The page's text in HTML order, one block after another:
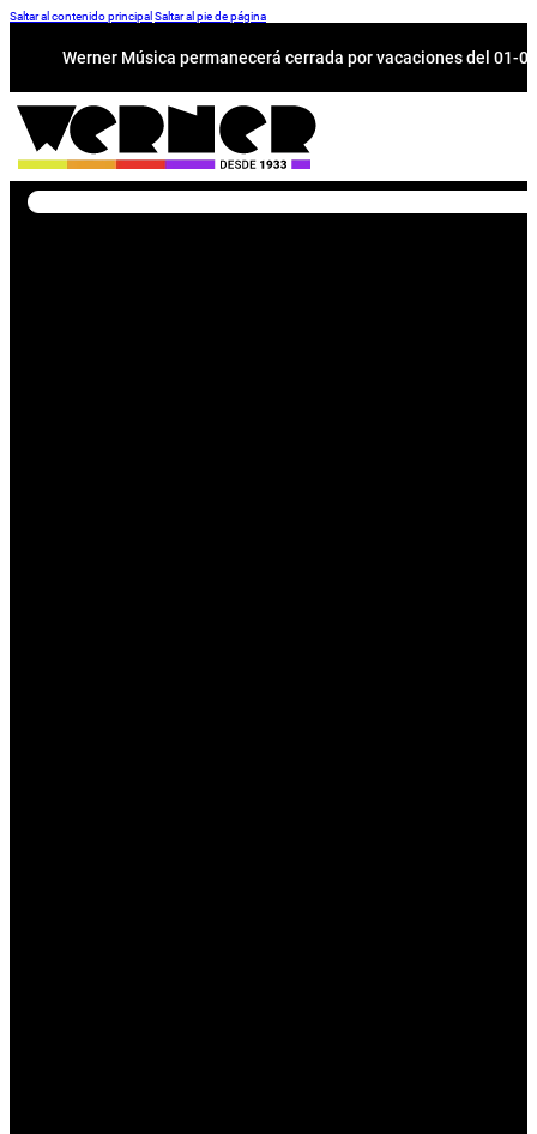
Saltar al contenido principal Saltar al pie de página
Werner Música permanecerá cerrada por vacaciones del 01-
Buscar